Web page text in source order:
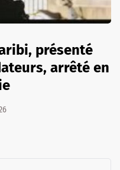
présenté
arrêté en